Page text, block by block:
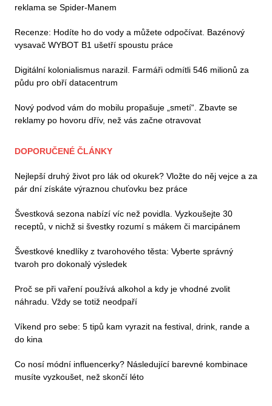
reklama se Spider-Manem
Recenze: Hodíte ho do vody a můžete odpočívat. Bazénový
vysavač WYBOT B1 ušetří spoustu práce
Digitální kolonialismus narazil. Farmáři odmítli 546 milionů za
půdu pro obří datacentrum
Nový podvod vám do mobilu propašuje „smetí“. Zbavte se
reklamy po hovoru dřív, než vás začne otravovat
DOPORUČENÉ ČLÁNKY
Nejlepší druhý život pro lák od okurek? Vložte do něj vejce a za
pár dní získáte výraznou chuťovku bez práce
Švestková sezona nabízí víc než povidla. Vyzkoušejte 30
receptů, v nichž si švestky rozumí s mákem či marcipánem
Švestkové knedlíky z tvarohového těsta: Vyberte správný
tvaroh pro dokonalý výsledek
Proč se při vaření používá alkohol a kdy je vhodné zvolit
náhradu. Vždy se totiž neodpaří
Víkend pro sebe: 5 tipů kam vyrazit na festival, drink, rande a
do kina
Co nosí módní influencerky? Následující barevné kombinace
musíte vyzkoušet, než skončí léto